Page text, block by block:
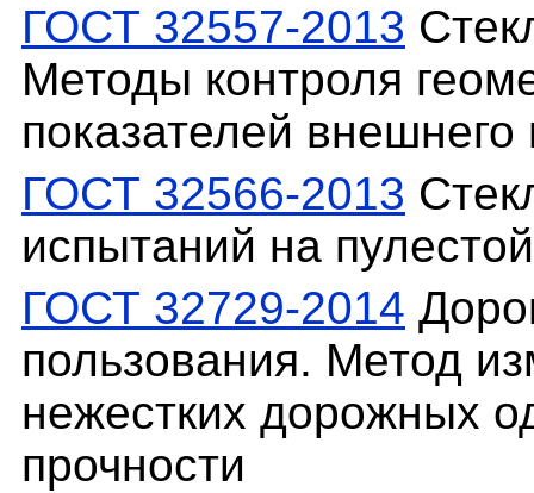
ГОСТ 32557-2013
Методы контроля
показателей внешнего
ГОСТ 32566-2013
испытаний на
ГОСТ 32729-2014
пользования. Метод
нежестких дорожных
прочности